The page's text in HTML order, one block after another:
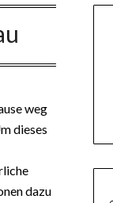
weg
dieses
dazu